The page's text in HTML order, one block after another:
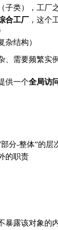
（子类），工厂
合工厂 ，这个
杂结构）
、需要频繁实
供一个全局访
部分-整体”的层
的职责
暴露该对象的